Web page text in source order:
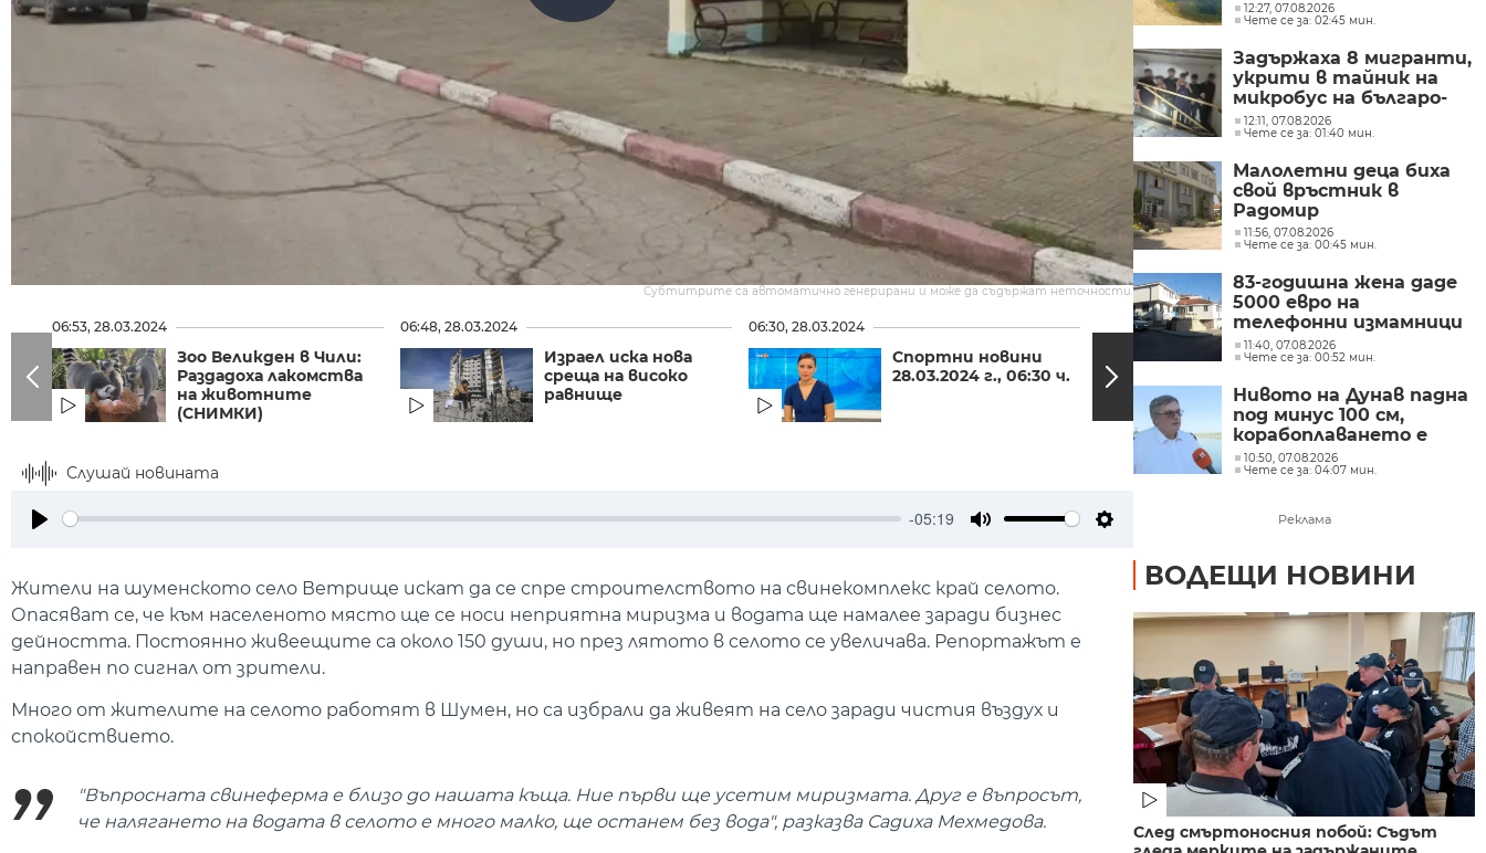
Субтитрите са автоматично генерирани и може да съдържат неточности.
06:53, 28.03.2024
Зоо Великден в Чили:
Раздадоха лакомства
на животните
(СНИМКИ)
06:48, 28.03.2024
Израел иска нова
среща на високо
равнище
06:30, 28.03.2024
Спортни новини
28.03.2024 г., 06:30 ч.
06:04, 28.03.2024
Руската рок група
концерт в памет
на...
Слушай новината
-05:19
Жители на шуменското село Ветрище искат да се спре строителството на свинекомплекс край селото.
Опасяват се, че към населеното място ще се носи неприятна миризма и водата ще намалее заради бизнес
дейността. Постоянно живеещите са около 150 души, но през лятото в селото се увеличава. Репортажът е
направен по сигнал от зрители.
Много от жителите на селото работят в Шумен, но са избрали да живеят на село заради чистия въздух и
спокойствието.
"Въпросната свинеферма е близо до нашата къща. Ние първи ще усетим миризмата. Друг е въпросът,
че налягането на водата в селото е много малко, ще останем без вода", разказва Садиха Мехмедова.
12:27, 07.08.2026
Чете се за: 02:45 мин.
Задържаха 8 мигранти,
укрити в тайник на
микробус на българо-
гръцката граница
12:11, 07.08.2026
Чете се за: 01:40 мин.
Малолетни деца биха
свой връстник в
Радомир
11:56, 07.08.2026
Чете се за: 00:45 мин.
83-годишна жена даде
5000 евро на
телефонни измамници
в Бургаско
11:40, 07.08.2026
Чете се за: 00:52 мин.
Нивото на Дунав падна
под минус 100 см,
корабоплаването е
сериозно затруднено
10:50, 07.08.2026
Чете се за: 04:07 мин.
Реклама
ВОДЕЩИ НОВИНИ
След смъртоносния побой: Съдът